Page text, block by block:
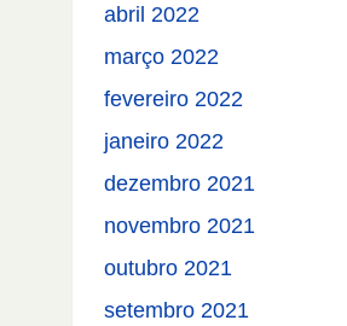
abril 2022
março 2022
fevereiro 2022
janeiro 2022
dezembro 2021
novembro 2021
outubro 2021
setembro 2021